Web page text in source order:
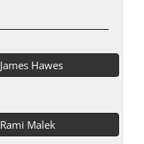
James Hawes
Rami Malek